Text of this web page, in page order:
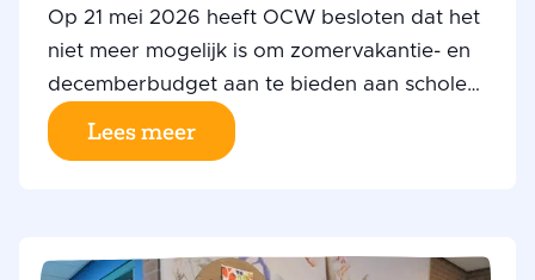
scholen die eten op school
organiseren
Op 21 mei 2026 heeft OCW besloten dat het
niet meer mogelijk is om zomervakantie- en
decemberbudget aan te bieden aan scholen
die via het Jeugdeducatiefonds deelnemen
aan het Programma Schoolmaaltijden.
Lees meer